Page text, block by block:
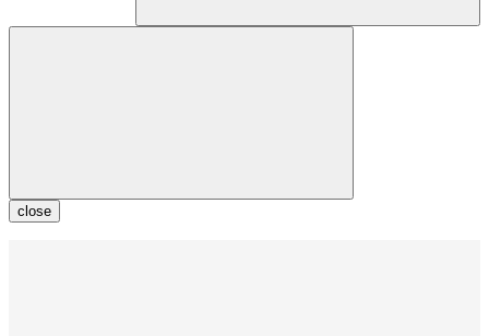
close